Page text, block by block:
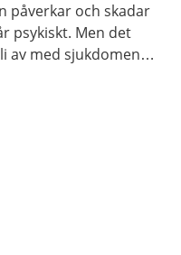
påverkar och skadar
psykiskt. Men det
av med sjukdomen